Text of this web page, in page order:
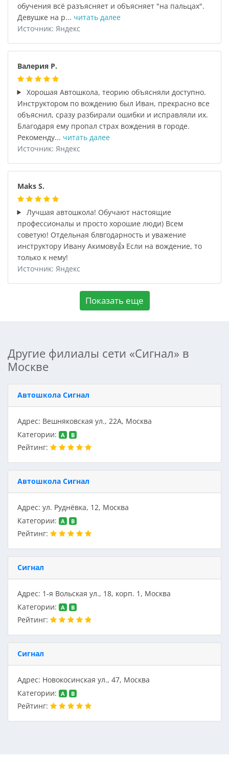
обучения всё разъясняет и объясняет "на пальцах".
Девушке на р... читать далее
Источник: Яндекс
Валерия Р.
Хорошая Автошкола, теорию объясняли доступно.
Инструктором по вождению был Иван, прекрасно все
объяснил, сразу разбирали ошибки и исправляли их.
Благодаря ему пропал страх вождения в городе.
Рекоменду... читать далее
Источник: Яндекс
Maks S.
Лучшая автошкола! Обучают настоящие
профессионалы и просто хорошие люди) Всем
советую! Отдельная блвгодарность и уважение
инструктору Ивану Акимову👍 Если на вождение, то
только к нему!
Источник: Яндекс
Показать еще
Другие филиалы сети «Сигнал» в
Москве
Автошкола Сигнал
Адрес: Вешняковская ул., 22А, Москва
Категории:
A B
Рейтинг:
Автошкола Сигнал
Адрес: ул. Руднёвка, 12, Москва
Категории:
A B
Рейтинг:
Сигнал
Адрес: 1-я Вольская ул., 18, корп. 1, Москва
Категории:
A B
Рейтинг:
Сигнал
Адрес: Новокосинская ул., 47, Москва
Категории:
A B
Рейтинг: